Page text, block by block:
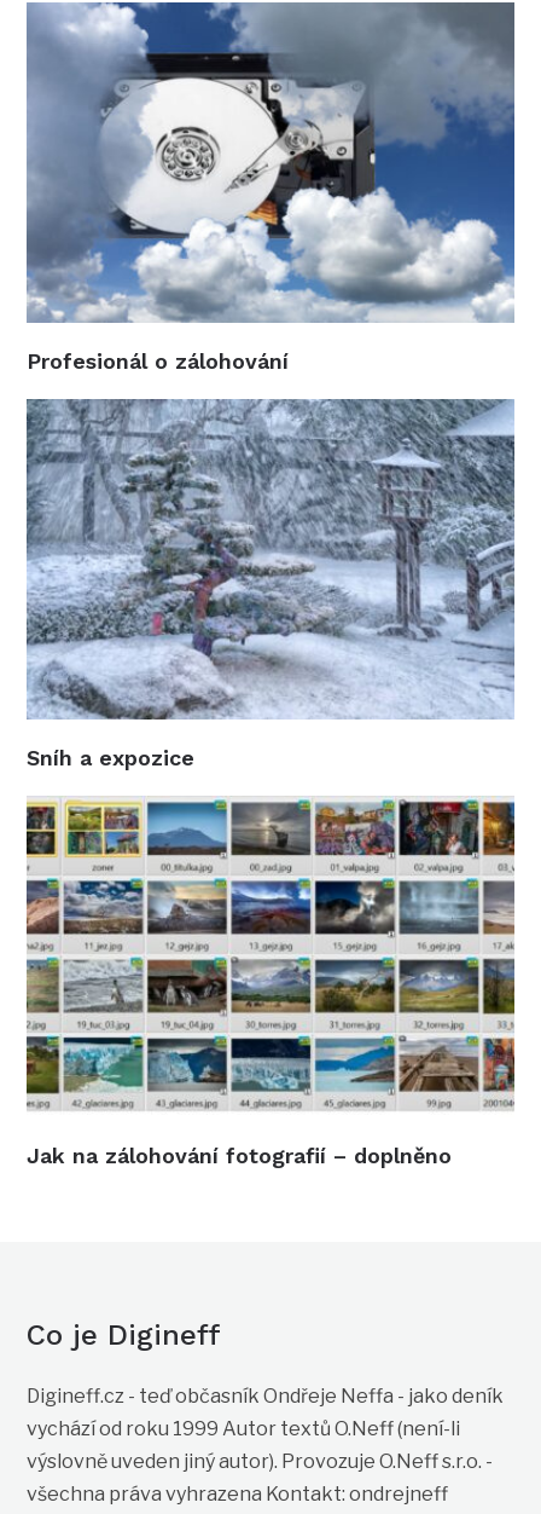
Profesionál o zálohování
Sníh a expozice
Jak na zálohování fotografií – doplněno
Co je Digineff
Digineff.cz - teď občasník Ondřeje Neffa - jako deník
vychází od roku 1999 Autor textů O.Neff (není-li
výslovně uveden jiný autor). Provozuje O.Neff s.r.o. -
všechna práva vyhrazena Kontakt: ondrejneff